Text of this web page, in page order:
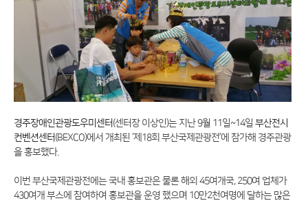
경주장애인관광도우미센터(센터장 이상인)는 지난 9월 11일~14일 부산전시
컨벤션센터(BEXCO)에서 개최된 ‘제18회 부산국제관광전’에 참가해 경주관광
을 홍보했다.
이번 부산국제관광전에는 국내 홍보관은 물론 해외 45여개국, 250여 업체가
430여개 부스에 참여하여 홍보관을 운영 했으며 10만2천여명에 달하는 많은